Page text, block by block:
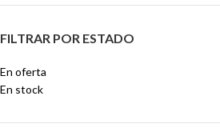
FILTRAR POR ESTADO
En oferta
En stock